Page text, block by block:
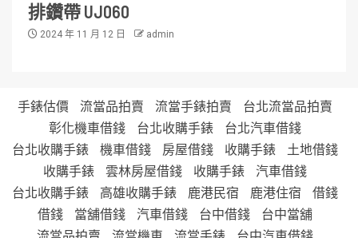
排鑽帶 UJ060
2024 年 11 月 12 日 admin
手錶估價 流當品拍賣 流當手錶拍賣
台北流當品拍賣
彰化機車借錢
台北收購手錶
台北汽車借錢
台北收購手錶
機車借錢 房屋借錢 收購手錶
土地借錢
收購手錶
雲林房屋借錢 收購手錶
汽車借錢
台北收購手錶
高雄收購手錶 鹿港民宿 鹿港住宿
借錢
借錢
當舖借錢 汽車借錢 台中借錢
台中當舖